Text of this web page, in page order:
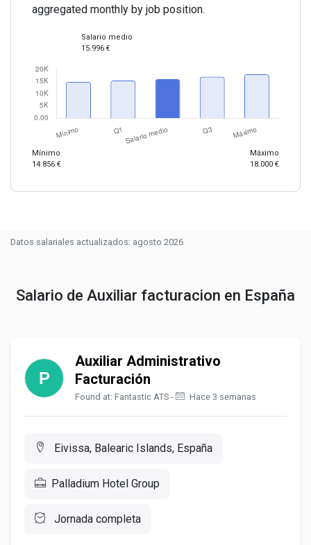
aggregated monthly by job position.
Mínimo
14.856 €
Salario medio
15.996 €
Máximo
18.000 €
Datos salariales actualizados: agosto 2026
Salario de Auxiliar facturacion en España
Auxiliar Administrativo
Facturación
Found at: Fantastic ATS - Hace 3 semanas
Eivissa, Balearic Islands, España
Palladium Hotel Group
Jornada completa